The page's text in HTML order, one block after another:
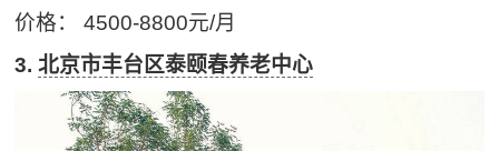
价格： 4500-8800元/月
3.北京市丰台区泰颐春养老中心